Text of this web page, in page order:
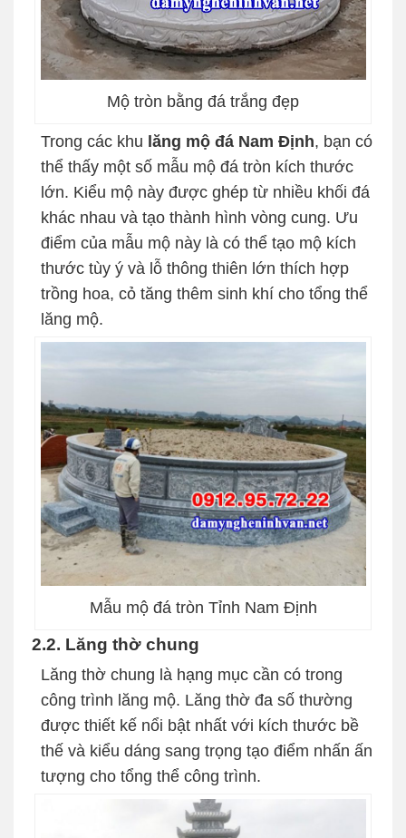
Mộ tròn bằng đá trắng đẹp
Trong các khu lăng mộ đá Nam Định, bạn có
thể thấy một số mẫu mộ đá tròn kích thước
lớn. Kiểu mộ này được ghép từ nhiều khối đá
khác nhau và tạo thành hình vòng cung. Ưu
điểm của mẫu mộ này là có thể tạo mộ kích
thước tùy ý và lỗ thông thiên lớn thích hợp
trồng hoa, cỏ tăng thêm sinh khí cho tổng thể
lăng mộ.
Mẫu mộ đá tròn Tỉnh Nam Định
2.2. Lăng thờ chung
Lăng thờ chung là hạng mục cần có trong
công trình lăng mộ. Lăng thờ đa số thường
được thiết kế nổi bật nhất với kích thước bề
thế và kiểu dáng sang trọng tạo điểm nhấn ấn
tượng cho tổng thể công trình.